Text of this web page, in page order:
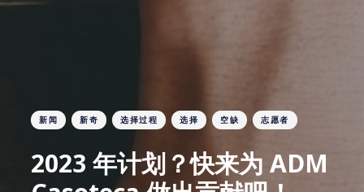
新闻 新奇 选择过程 选择 空缺 志愿者
2023 年计划？快来为 ADM